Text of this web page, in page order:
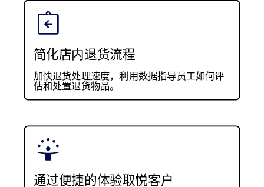
简化店内退货流程
加快退货处理速度，利用数据指导员工如何评
估和处置退货物品。
通过便捷的体验取悦客户